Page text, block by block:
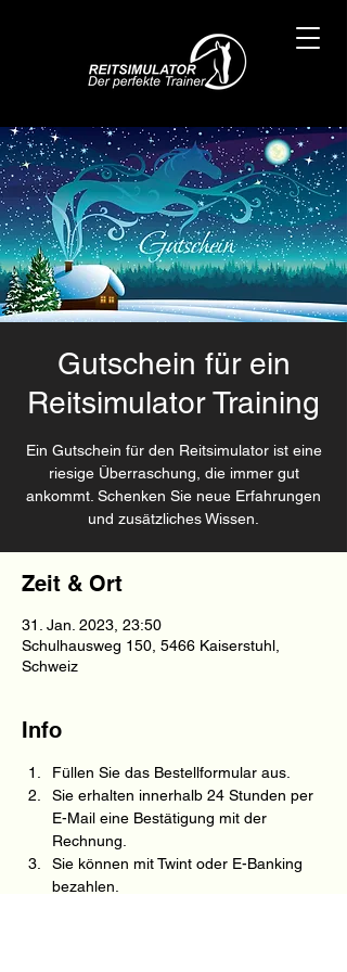
Gutschein für ein
Reitsimulator Training
Ein Gutschein für den Reitsimulator ist eine
riesige Überraschung, die immer gut
ankommt. Schenken Sie neue Erfahrungen
und zusätzliches Wissen.
Zeit & Ort
31. Jan. 2023, 23:50
Schulhausweg 150, 5466 Kaiserstuhl,
Schweiz
Info
Füllen Sie das Bestellformular aus.
Sie erhalten innerhalb 24 Stunden per
E-Mail eine Bestätigung mit der
Rechnung.
Sie können mit Twint oder E-Banking
bezahlen.